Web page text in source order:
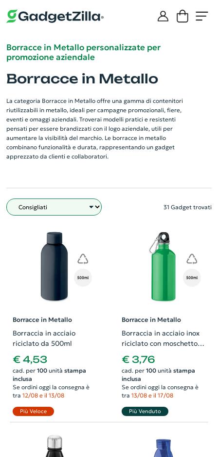
Borracce in Metallo personalizzate per
promozione aziendale
Borracce in Metallo
La categoria Borracce in Metallo offre una gamma di contenitori
riutilizzabili in metallo, ideali per campagne promozionali, fiere,
eventi e omaggi aziendali. Troverai modelli pratici e resistenti
pensati per essere brandizzati con il logo aziendale, utili per
aumentare la visibilità del marchio. Le borracce in metallo
combinano funzionalità e durata, rappresentando un gadget
apprezzato da clienti e collaboratori.
Filtro 31 Gadget trovati
Borracce in Metallo
Borraccia in acciaio
riciclato da 500ml
€ 4,53
cad. per 100unità stampa
inclusa
Se ordini oggi la consegna è
tra 12/08 e il 13/08
Più Veloce
Borracce in Metallo
Borraccia in acciaio inox
riciclato con moschettone
da 500ml
€ 3,76
cad. per 100unità stampa
inclusa
Se ordini oggi la consegna è
tra 13/08 e il 17/08
Più Venduto